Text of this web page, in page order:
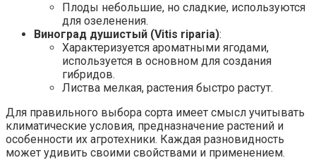
Плоды небольшие, но сладкие, используются
для озеленения.
Виноград душистый (Vitis riparia):
Характеризуется ароматными ягодами,
используется в основном для создания
гибридов.
Листва мелкая, растения быстро растут.
Для правильного выбора сорта имеет смысл учитывать
климатические условия, предназначение растений и
особенности их агротехники. Каждая разновидность
может удивить своими свойствами и применением.